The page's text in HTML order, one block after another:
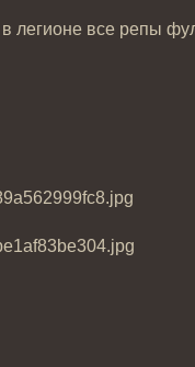
легионе все репы